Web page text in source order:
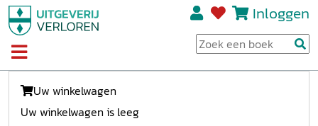
Inloggen
Uw winkelwagen
Uw winkelwagen is leeg